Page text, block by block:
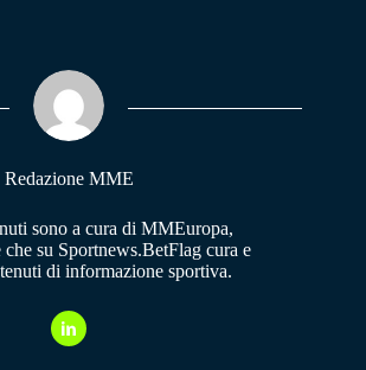
Redazione MME
sono a cura di MMEuropa,
su Sportnews.BetFlag cura e
di informazione sportiva.